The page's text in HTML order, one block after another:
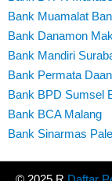
Bank Muamalat
Bank Danamon
Bank Mandiri
Bank Permata
Bank BPD Sumsel
Bank BCA Malang
Bank Sinarmas